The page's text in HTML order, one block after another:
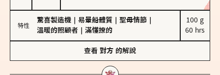
特性
驚喜製造機 易暈船體質 聖母情節
溫暖的照顧者
滿懂撩的
100 g
60 hrs
查看 對方 的解說